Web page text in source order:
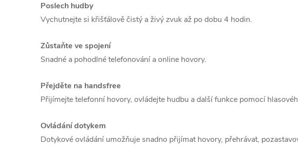
Poslech hudby
Vychutnejte si křišťálově čistý a živý zvuk až po dobu 4 hodin.
Zůstaňte ve spojení
Snadné a pohodlné telefonování a online hovory.
Přejděte na handsfree
Přijímejte telefonní hovory, ovládejte hudbu a další funkce pomocí
Ovládání dotykem
Dotykové ovládání umožňuje snadno přijímat hovory, přehrávat,